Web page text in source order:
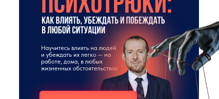
Научитесь влиять на людей
и убеждать их легко — на
работе, дома, в любых
жизненных обстоятельствах